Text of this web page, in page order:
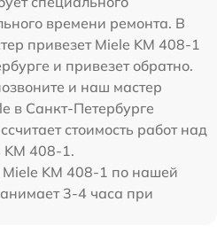
времени ремонта. В
привезет Miele KM 408-1
и привезет обратно.
и наш мастер
в Санкт-Петербурге
стоимость работ над
KM 408-1.
KM 408-1 по нашей
3-4 часа при